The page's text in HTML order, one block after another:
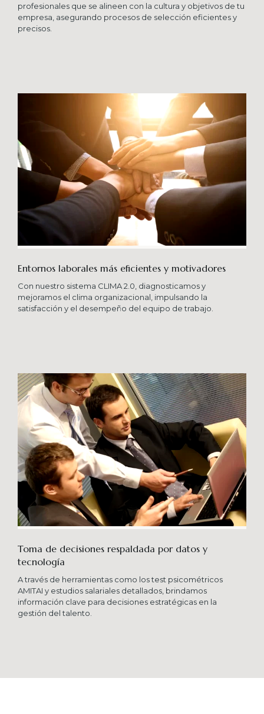
profesionales que se alineen con la cultura y objetivos de tu
empresa, asegurando procesos de selección eficientes y
precisos.
Entornos laborales más eficientes y motivadores
Con nuestro sistema CLIMA 2.0, diagnosticamos y
mejoramos el clima organizacional, impulsando la
satisfacción y el desempeño del equipo de trabajo.
Toma de decisiones respaldada por datos y
tecnología​
A través de herramientas como los test psicométricos
AMITAI y estudios salariales detallados, brindamos
información clave para decisiones estratégicas en la
gestión del talento.